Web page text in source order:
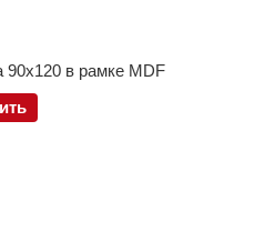
90x120 в рамке MDF